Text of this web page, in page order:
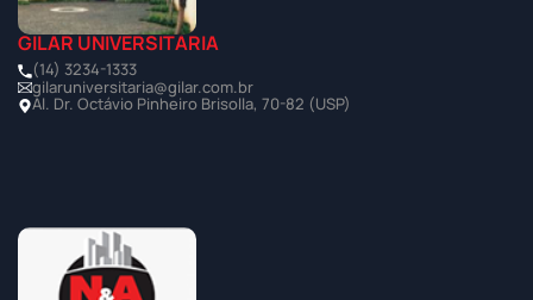
GILAR UNIVERSITÁRIA
(14) 3234-1333
gilaruniversitaria@gilar.com.br
Al. Dr. Octávio Pinheiro Brisolla, 70-82 (USP)